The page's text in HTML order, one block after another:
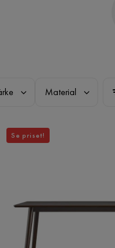
Material
Se priset!